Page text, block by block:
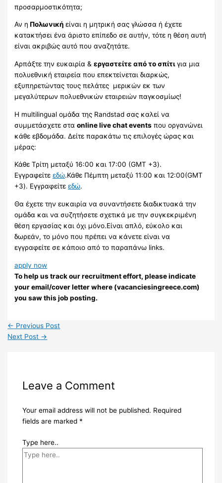
προσαρμοστικότητα;
Αν η Πολωνικήείναι η μητρική σας γλώσσα ή έχετε
κατακτήσει ένα άριστο επίπεδο σε αυτήν, τότε η θέση αυτή
είναι ακριβώς αυτό που αναζητάτε.
Αρπάξτε την ευκαιρία &εργαστείτε από το σπίτιγια μια
πολυεθνική εταιρεία που επεκτείνεται διαρκώς,
εξυπηρετώντας τους πελάτες μερικών εκ των
μεγαλύτερων πολυεθνικών εταιρειών παγκοσμίως!
Η multilingual ομάδα της Randstad σας καλεί να
συμμετάσχετε σταonline live chat events που οργανώνει
κάθε εβδομάδα. Δείτε παρακάτω τις επιλογές ώρας και
μέρας:
Κάθε Τρίτη μεταξύ 16:00 και 17:00 (GMT +3).
Εγγραφείτεεδώ.Κάθε Πέμπτη μεταξύ 11:00 και 12:00(GMT
+3). Εγγραφείτεεδώ.
Θα έχετε την ευκαιρία να συναντήσετε διαδικτυακά την
ομάδα και να συζητήσετε σχετικά με την συγκεκριμένη
θέση εργασίας και όχι μόνο.Είναι απλό, εύκολο και
δωρεάν, το μόνο που πρέπει να κάνετε είναι να
εγγραφείτε σε κάποιο από το παραπάνω links.
apply now
To help us track our recruitment effort, please indicate
your email/cover letter where (vacanciesingreece.com)
you saw this job posting.
← Previous Post
Next Post →
Leave a Comment
Your email address will not be published. Required
fields are marked *
Type here..